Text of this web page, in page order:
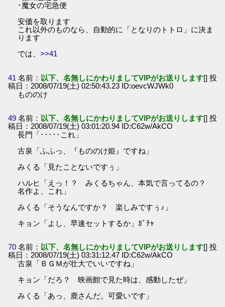
･魔女の宅急便
安価を取ります
これ以外のものなら、自動的に「となりのトトロ」に決ま
ります
では、>>41
41 名前： 以下、名無しにかわりましてVIPがお送りします[] 投
稿日：2008/07/19(土) 02:50:43.23 ID:oevcWJWk0
もののけ
49 名前： 以下、名無しにかわりましてVIPがお送りします[] 投
稿日：2008/07/19(土) 03:01:20.94 ID:C62w/AkCO
長門「･････これ」
古泉「ふふっ、『もののけ姫』ですね」
みくる「見たことないですぅ」
ハルヒ「えっ！？ みくるちゃん、本気で言ってるの？
名作よ、これ」
みくる「そうなんですか？ 楽しみですぅ♪」
キョン「よし、早速セットするか」ｶﾞﾁｬ
70 名前： 以下、名無しにかわりましてVIPがお送りします[] 投
稿日：2008/07/19(土) 03:31:12.47 ID:C62w/AkCO
古泉「ＢＧＭが壮大でいいですね」
キョン「だろ？ 映画館で見た時は、感動したぜ」
みくる「あっ、鹿さんだ。可愛いです」